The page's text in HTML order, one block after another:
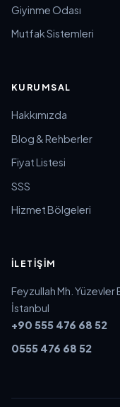
Giyinme Odası
Mutfak Sistemleri
KURUMSAL
Hakkımızda
Blog & Rehberler
Fiyat Listesi
SSS
Hizmet Bölgeleri
İLETIŞIM
Feyzullah Mh.
İstanbul
+90 555 476 68 52
0555 476 68 52